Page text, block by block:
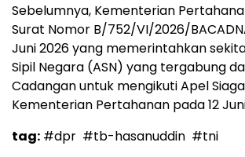
Sebelumnya, Kementerian
Surat Nomor B/752/VI/2026/
Juni 2026 yang memerintahkan
Sipil Negara (ASN) yang tergabung
Cadangan untuk mengikuti Apel
Kementerian Pertahanan pada 12
tag: #dpr #tb-hasanuddin #tni